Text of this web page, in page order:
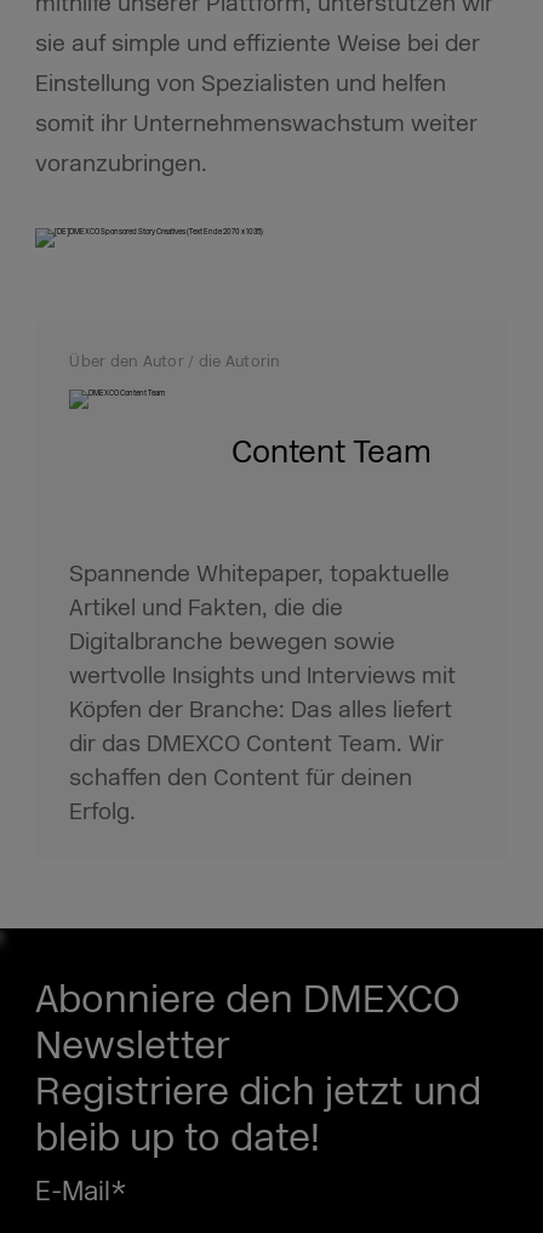
sie auf simple und effiziente Weise bei der
Einstellung von Spezialisten und helfen
somit ihr Unternehmenswachstum weiter
voranzubringen.
Über den Autor / die Autorin
Content Team
Spannende Whitepaper, topaktuelle
Artikel und Fakten, die die
Digitalbranche bewegen sowie
wertvolle Insights und Interviews mit
Köpfen der Branche: Das alles liefert
dir das DMEXCO Content Team. Wir
schaffen den Content für deinen
Erfolg.
Abonniere den DMEXCO
Newsletter
Registriere dich jetzt und
bleib up to date!
E-Mail*